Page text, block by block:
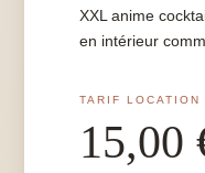
XXL anime
en intérieur
15,00